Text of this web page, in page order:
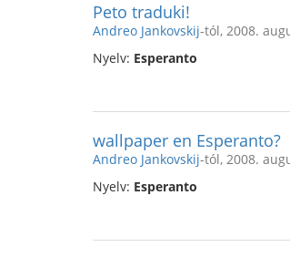
Peto traduki!
Andreo Jankovskij-tól, 2008.
Nyelv: Esperanto
wallpaper en Esperanto?
Andreo Jankovskij-tól, 2008.
Nyelv: Esperanto